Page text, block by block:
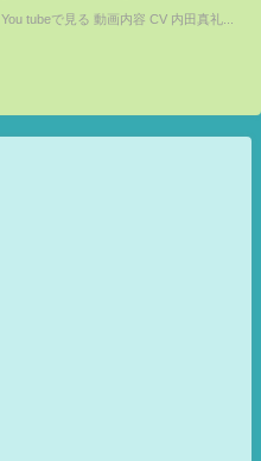
You tubeで見る 動画内容 CV 内田真礼...